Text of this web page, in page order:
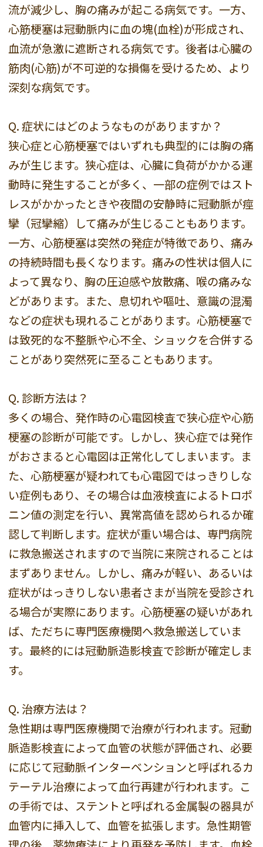
流が減少し、胸の痛みが起こる病気です。一方、
心筋梗塞は冠動脈内に血の塊(血栓)が形成され、
血流が急激に遮断される病気です。後者は心臓の
筋肉(心筋)が不可逆的な損傷を受けるため、より
深刻な病気です。
Q. 症状にはどのようなものがありますか？
狭心症と心筋梗塞ではいずれも典型的には胸の痛
みが生じます。狭心症は、心臓に負荷がかかる運
動時に発生することが多く、一部の症例ではスト
レスがかかったときや夜間の安静時に冠動脈が痙
攣（冠攣縮）して痛みが生じることもあります。
一方、心筋梗塞は突然の発症が特徴であり、痛み
の持続時間も長くなります。痛みの性状は個人に
よって異なり、胸の圧迫感や放散痛、喉の痛みな
どがあります。また、息切れや嘔吐、意識の混濁
などの症状も現れることがあります。心筋梗塞で
は致死的な不整脈や心不全、ショックを合併する
ことがあり突然死に至ることもあります。
Q. 診断方法は？
多くの場合、発作時の心電図検査で狭心症や心筋
梗塞の診断が可能です。しかし、狭心症では発作
がおさまると心電図は正常化してしまいます。ま
た、心筋梗塞が疑われても心電図ではっきりしな
い症例もあり、その場合は血液検査によるトロポ
ニン値の測定を行い、異常高値を認められるか確
認して判断します。症状が重い場合は、専門病院
に救急搬送されますので当院に来院されることは
まずありません。しかし、痛みが軽い、あるいは
症状がはっきりしない患者さまが当院を受診され
る場合が実際にあります。心筋梗塞の疑いがあれ
ば、ただちに専門医療機関へ救急搬送していま
す。最終的には冠動脈造影検査で診断が確定しま
す。
Q. 治療方法は？
急性期は専門医療機関で治療が行われます。冠動
脈造影検査によって血管の状態が評価され、必要
に応じて冠動脈インターベンションと呼ばれるカ
テーテル治療によって血行再建が行われます。こ
の手術では、ステントと呼ばれる金属製の器具が
血管内に挿入して、血管を拡張します。急性期管